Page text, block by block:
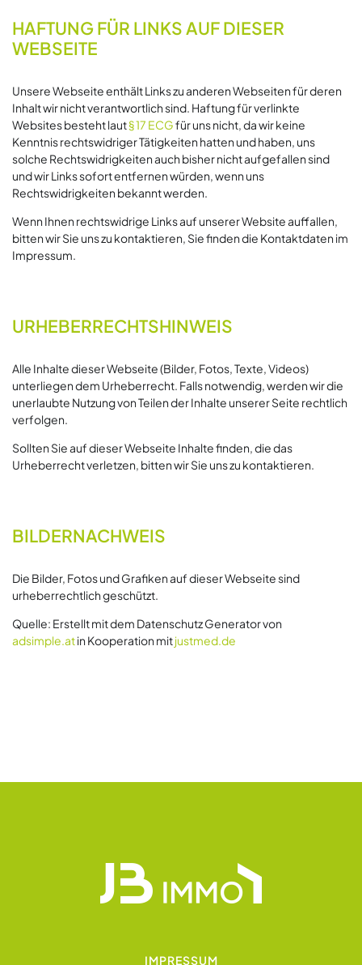
HAFTUNG FÜR LINKS AUF DIESER
WEBSEITE
Unsere Webseite enthält Links zu anderen Webseiten für deren
Inhalt wir nicht verantwortlich sind. Haftung für verlinkte
Websites besteht laut§ 17 ECGfür uns nicht, da wir keine
Kenntnis rechtswidriger Tätigkeiten hatten und haben, uns
solche Rechtswidrigkeiten auch bisher nicht aufgefallen sind
und wir Links sofort entfernen würden, wenn uns
Rechtswidrigkeiten bekannt werden.
Wenn Ihnen rechtswidrige Links auf unserer Website auffallen,
bitten wir Sie uns zu kontaktieren, Sie finden die Kontaktdaten im
Impressum.
URHEBERRECHTSHINWEIS
Alle Inhalte dieser Webseite (Bilder, Fotos, Texte, Videos)
unterliegen dem Urheberrecht. Falls notwendig, werden wir die
unerlaubte Nutzung von Teilen der Inhalte unserer Seite rechtlich
verfolgen.
Sollten Sie auf dieser Webseite Inhalte finden, die das
Urheberrecht verletzen, bitten wir Sie uns zu kontaktieren.
BILDERNACHWEIS
Die Bilder, Fotos und Grafiken auf dieser Webseite sind
urheberrechtlich geschützt.
Quelle: Erstellt mit dem Datenschutz Generator von
adsimple.atin Kooperation mitjustmed.de
IMPRESSUM